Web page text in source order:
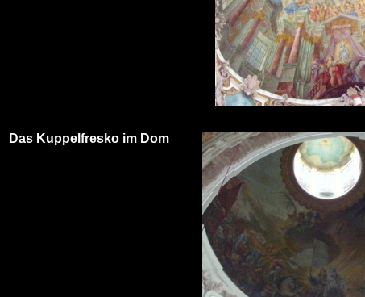
Das Kuppelfresko im Dom